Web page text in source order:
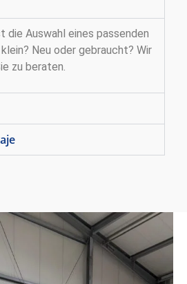
die Auswahl eines passenden
Neu oder gebraucht? Wir
zu beraten.